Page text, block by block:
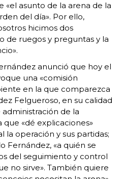
«el asunto de la arena de la
del día». Por ello,
hicimos dos
de ruegos y preguntas y la
anunció que hoy el
una «comisión
en la que comparezca
Felgueroso, en su calidad
de la
«dé explicaciones»
la operación y sus partidas;
Fernández, «a quién se
del seguimiento y control
no sirve». También quiere